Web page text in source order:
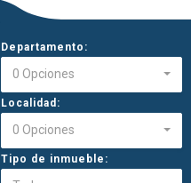
Departamento:
0 Opciones
Localidad:
0 Opciones
Tipo de inmueble: